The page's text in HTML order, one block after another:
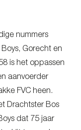
nummers
Gorecht en
is het oppassen
aanvoerder
FVC heen.
Drachtster Bos
dat 75 jaar